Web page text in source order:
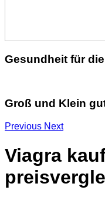
Gesundheit für
Groß und Klein
Previous Next
Viagra